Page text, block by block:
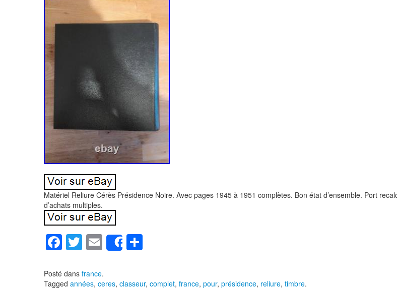
Matériel Reliure Cérès Présidence Noire. Avec pages 1945 à 1951 complètes. Bon état d’ensemble. Port
d’achats multiples.
F
c
T
tt
E
m
ail
Share
Posté dans france.
Tagged années, ceres, classeur, complet, france, pour, présidence, reliure, timbre.